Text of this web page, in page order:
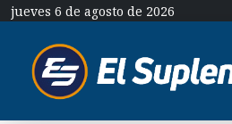
jueves 6 de agosto de 2026